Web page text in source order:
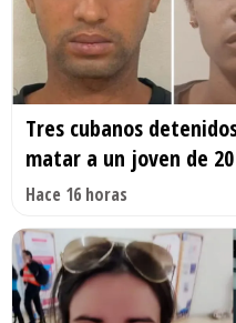
Tres cubanos
matar a un joven de
Hace 16 horas